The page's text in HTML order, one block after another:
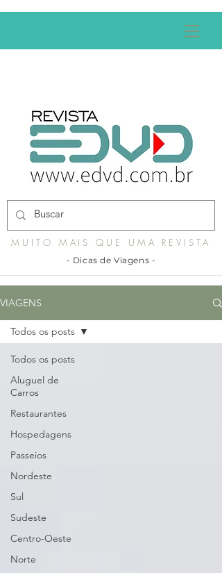
MUITO MAIS QUE UMA REVISTA
- Dicas de Viagens -
VIAGENS
Todos os posts
Aluguel de
Carros
Restaurantes
Hospedagens
Passeios
Nordeste
Sul
Sudeste
Centro-Oeste
Norte
Todos os posts